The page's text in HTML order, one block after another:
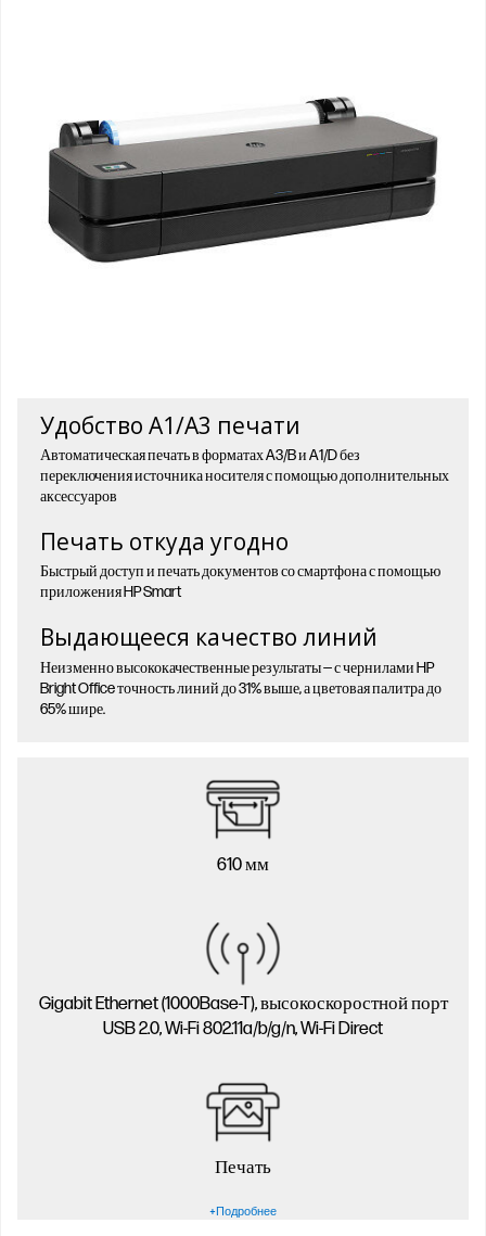
Удобство A1/A3 печати
Автоматическая печать в форматах A3/B и A1/D без
переключения источника носителя с помощью дополнительных
аксессуаров
Печать откуда угодно
Быстрый доступ и печать документов со смартфона с помощью
приложения HP Smart
Выдающееся качество линий
Неизменно высококачественные результаты — с чернилами HP
Bright Office точность линий до 31% выше, а цветовая палитра до
65% шире.
610 мм
Gigabit Ethernet (1000Base-T), высокоскоростной порт
USB 2.0, Wi-Fi 802.11a/b/g/n, Wi-Fi Direct
Печать
+Подробнее